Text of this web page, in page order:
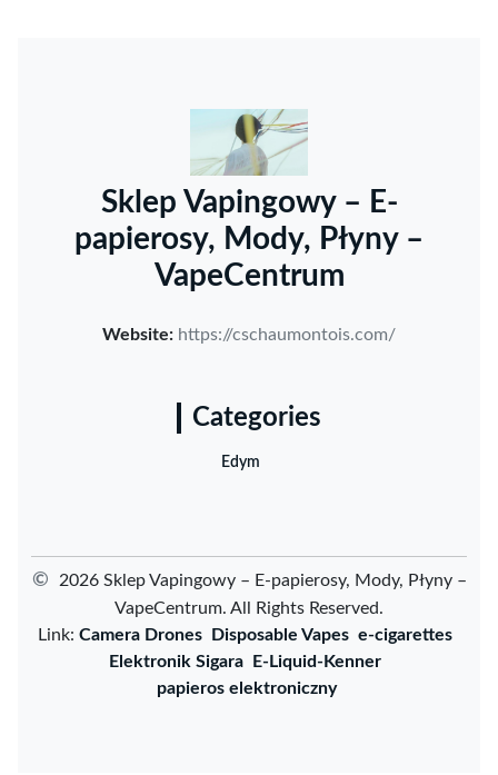
Sklep Vapingowy – E-
papierosy, Mody, Płyny –
VapeCentrum
Website: https://cschaumontois.com/
Categories
Edym
©
2026 Sklep Vapingowy – E-papierosy, Mody, Płyny –
VapeCentrum. All Rights Reserved.
Link: Camera Drones Disposable Vapes e-cigarettes
Elektronik Sigara
E-Liquid-Kenner
papieros elektroniczny